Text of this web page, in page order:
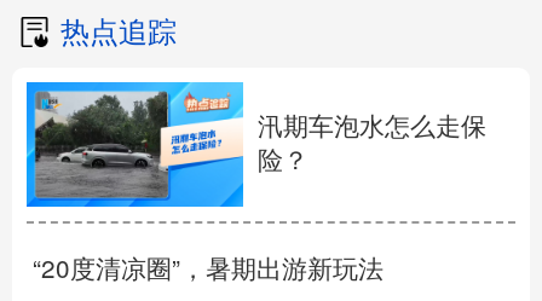
热点追踪
汛期车泡水怎么走保
险？
“20度清凉圈”，暑期出游新玩法